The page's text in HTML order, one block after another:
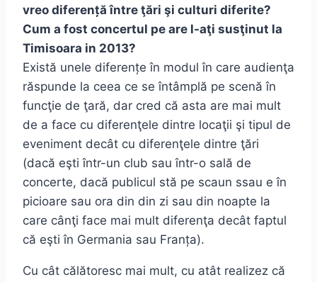
vreo diferență între ţări şi culturi diferite?
Cum a fost concertul pe are l-aţi susţinut la
Timisoara in 2013?
Există unele diferențe în modul în care audienţa
răspunde la ceea ce se întâmplă pe scenă în
funcţie de ţară, dar cred că asta are mai mult
de a face cu diferenţele dintre locaţii şi tipul de
eveniment decât cu diferenţele dintre ţări
(dacă eşti într-un club sau într-o sală de
concerte, dacă publicul stă pe scaun ssau e în
picioare sau ora din din zi sau din noapte la
care cânţi face mai mult diferenţa decât faptul
că eşti în Germania sau Franța).
Cu cât călătoresc mai mult, cu atât realizez că